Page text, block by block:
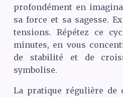
profondément en
sa force et sa sagesse.
tensions. Répétez ce
minutes, en vous
de stabilité et de
symbolise.
La pratique régulière de